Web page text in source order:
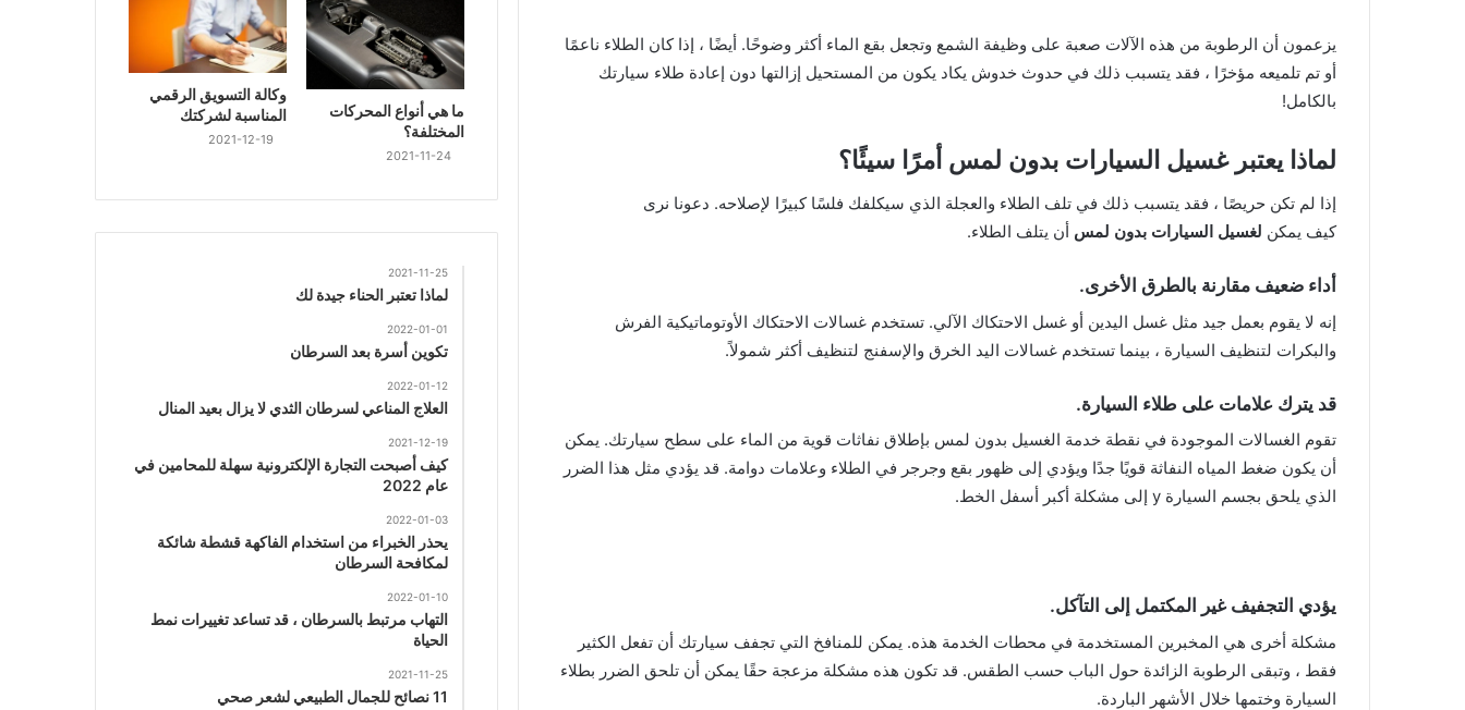
يزعمون أن الرطوبة من هذه الآلات صعبة على وظيفة الشمع وتجعل بقع الماء أكثر وضوحًا. أيضًا ، إذا كان الطلاء ناعمًا
أو تم تلميعه مؤخرًا ، فقد يتسبب ذلك في حدوث خدوش يكاد يكون من المستحيل إزالتها دون إعادة طلاء سيارتك
بالكامل!
لماذا يعتبر غسيل السيارات بدون لمس أمرًا سيئًا؟
إذا لم تكن حريصًا ، فقد يتسبب ذلك في تلف الطلاء والعجلة الذي سيكلفك فلسًا كبيرًا لإصلاحه. دعونا نرى
كيف يمكن لغسيل السيارات بدون لمس أن يتلف الطلاء.
أداء ضعيف مقارنة بالطرق الأخرى.
إنه لا يقوم بعمل جيد مثل غسل اليدين أو غسل الاحتكاك الآلي. تستخدم غسالات الاحتكاك الأوتوماتيكية الفرش
والبكرات لتنظيف السيارة ، بينما تستخدم غسالات اليد الخرق والإسفنج لتنظيف أكثر شمولاً.
قد يترك علامات على طلاء السيارة.
تقوم الغسالات الموجودة في نقطة خدمة الغسيل بدون لمس بإطلاق نفاثات قوية من الماء على سطح سيارتك. يمكن
أن يكون ضغط المياه النفاثة قويًا جدًا ويؤدي إلى ظهور بقع وجرجر في الطلاء وعلامات دوامة. قد يؤدي مثل هذا الضرر
الذي يلحق بجسم السيارة y إلى مشكلة أكبر أسفل الخط.
يؤدي التجفيف غير المكتمل إلى التآكل.
مشكلة أخرى هي المخبرين المستخدمة في محطات الخدمة هذه. يمكن للمنافخ التي تجفف سيارتك أن تفعل الكثير
فقط ، وتبقى الرطوبة الزائدة حول الباب حسب الطقس. قد تكون هذه مشكلة مزعجة حقًا يمكن أن تلحق الضرر بطلاء
السيارة وختمها خلال الأشهر الباردة.
ما هي أنواع المحركات
المختلفة؟
2021-11-24
وكالة التسويق الرقمي
المناسبة لشركتك
2021-12-19
2021-11-25
لماذا تعتبر الحناء جيدة لك
2022-01-01
تكوين أسرة بعد السرطان
2022-01-12
العلاج المناعي لسرطان الثدي لا يزال بعيد المنال
2021-12-19
كيف أصبحت التجارة الإلكترونية سهلة للمحامين في
عام 2022
2022-01-03
يحذر الخبراء من استخدام الفاكهة قشطة شائكة
لمكافحة السرطان
2022-01-10
التهاب مرتبط بالسرطان ، قد تساعد تغييرات نمط
الحياة
2021-11-25
11 نصائح للجمال الطبيعي لشعر صحي